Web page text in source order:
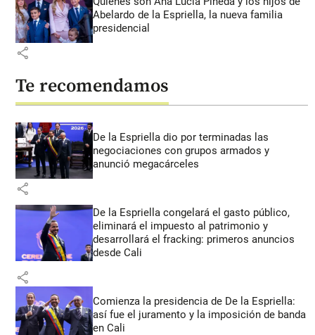
Abelardo de la Espriella, la nueva familia
presidencial
share
Te recomendamos
De la Espriella dio por terminadas las
negociaciones con grupos armados y
anunció megacárceles
share
De la Espriella congelará el gasto público,
eliminará el impuesto al patrimonio y
desarrollará el fracking: primeros anuncios
desde Cali
share
Comienza la presidencia de De la Espriella:
así fue el juramento y la imposición de banda
en Cali